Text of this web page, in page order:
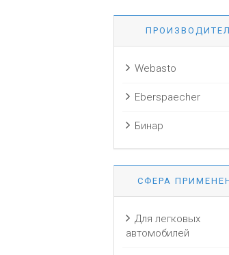
Webasto
Eberspaecher
Бинар
СФЕРА
Для легковых
автомобилей